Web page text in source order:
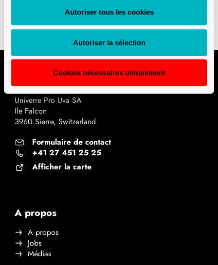
Autoriser tous les cookies
Autoriser la sélection
Cookies nécessaires uniquement
Plan technique PDF
Univerre Pro Uva SA
Ile Falcon
3960 Sierre, Switzerland
: Formulaire de contact
: +41 27 451 25 25
: Afficher la carte
A propos
A propos
Jobs
Médias